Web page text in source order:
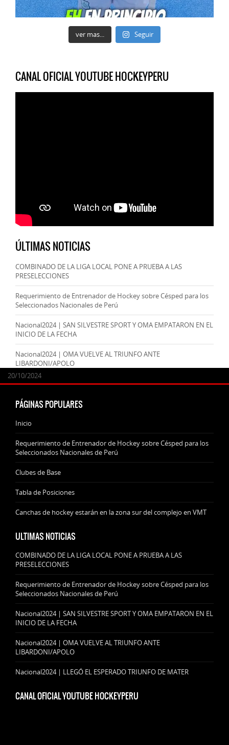
ver mas... Seguir
CANAL OFICIAL YOUTUBE HOCKEYPERU
ÚLTIMAS NOTICIAS
COMBINADO DE LA LIGA LOCAL PONE A PRUEBA A LAS
PRESELECCIONES
24/09/2025
Requerimiento de Entrenador de Hockey sobre Césped para los
Seleccionados Nacionales de Perú
07/11/2024
Nacional2024 | SAN SILVESTRE SPORT Y OMA EMPATARON EN EL
INICIO DE LA FECHA
20/10/2024
Nacional2024 | OMA VUELVE AL TRIUNFO ANTE
LIBARDONI/APOLO
20/10/2024
PÁGINAS POPULARES
Inicio
Requerimiento de Entrenador de Hockey sobre Césped para los
Seleccionados Nacionales de Perú
Clubes de Base
Tabla de Posiciones
Canchas de hockey estarán en la zona sur del complejo en VMT
ULTIMAS NOTICIAS
COMBINADO DE LA LIGA LOCAL PONE A PRUEBA A LAS
PRESELECCIONES
Requerimiento de Entrenador de Hockey sobre Césped para los
Seleccionados Nacionales de Perú
Nacional2024 | SAN SILVESTRE SPORT Y OMA EMPATARON EN EL
INICIO DE LA FECHA
Nacional2024 | OMA VUELVE AL TRIUNFO ANTE
LIBARDONI/APOLO
Nacional2024 | LLEGÓ EL ESPERADO TRIUNFO DE MATER
CANAL OFICIAL YOUTUBE HOCKEYPERU